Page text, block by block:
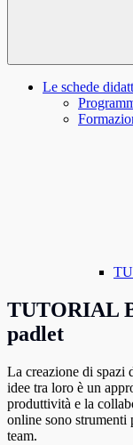
Le schede
TUTORIAL
padlet
La creazione di spazi
idee tra loro è un
produttività e la
online sono strumenti
team.